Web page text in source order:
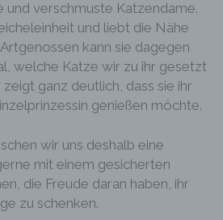
und verschmuste Katzendame.
und liebt die Nähe
kann sie dagegen
welche Katze wir zu ihr gesetzt
ganz deutlich, dass sie ihr
genießen möchte.
wir uns deshalb eine
mit einem gesicherten
die Freude daran haben, ihr
zu schenken.
des für die Verarbeitung
der betroffenen Person in
als Ansprechpartner zur
über die Internetseite
aufgrund von gesetzlichen
die eine schnelle
zu unserem
eine unmittelbare
uns ermöglichen, was
Adresse der